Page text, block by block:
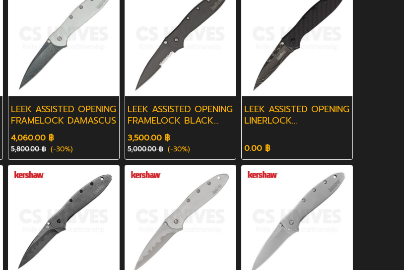
LEEK ASSISTED OPENING
FRAMELOCK DAMASCUS
4,060.00 ฿
5,800.00 ฿ (-30%)
LEEK ASSISTED OPENING
FRAMELOCK BLACK
SEER
3,500.00 ฿
5,000.00 ฿ (-30%)
LEEK ASSISTED OPENING
LINERLOCK
DAMASCUS
0.00 ฿